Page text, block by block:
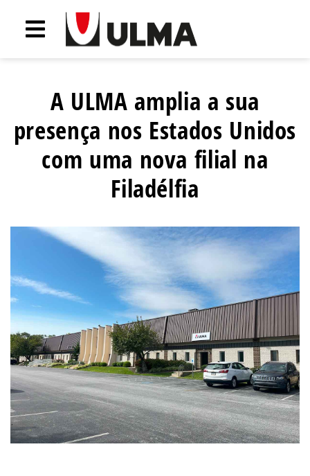
A ULMA amplia a sua
presença nos Estados Unidos
com uma nova filial na
Filadélfia